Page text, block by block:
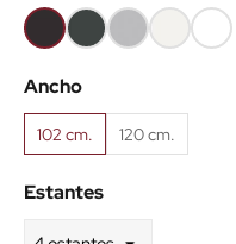
Negro
RAL9005
Gris
grafito
RAL7016
Gris
RAL7035
Blanco
RAL9010
Súper
blanco
Ancho
102 cm. 120 cm.
Estantes